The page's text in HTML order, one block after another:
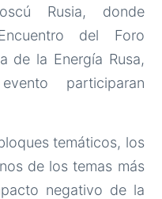
Rusia, donde
del Foro
de la Energía Rusa,
participaran
temáticos, los
de los temas más
negativo de la